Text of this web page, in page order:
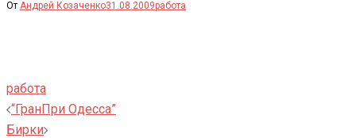
От Андрей Козаченко31.08.2009работа
работа
Навигация
“ГранПри Одесса”
Бирки